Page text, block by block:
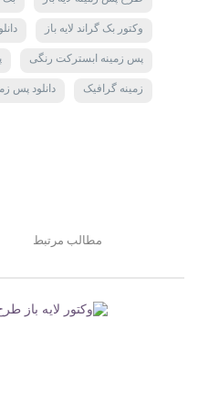
وکتور بک گراند لایه باز
پس زمینه ابسترکت رنگی
زمینه گرافیک دانلود پس
مطالب مرتبط